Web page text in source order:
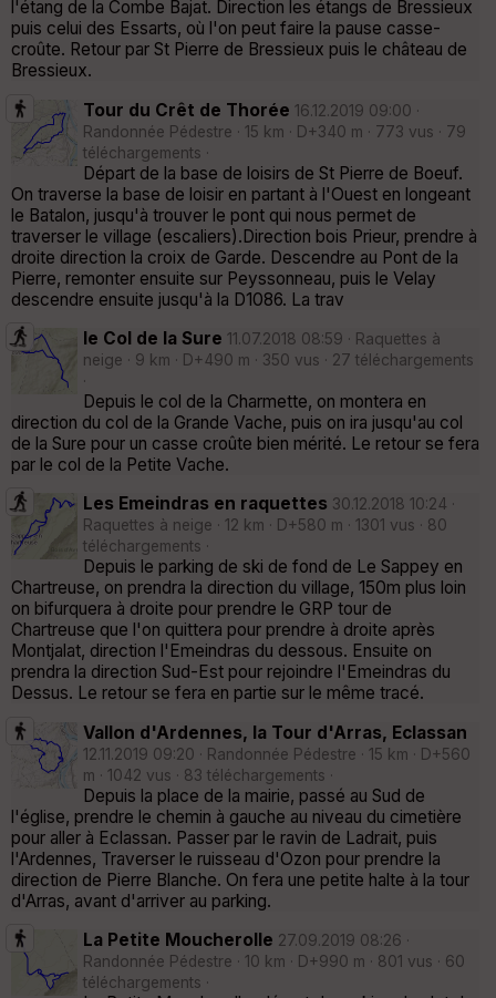
l'étang de la Combe Bajat. Direction les étangs de Bressieux
puis celui des Essarts, où l'on peut faire la pause casse-
croûte. Retour par St Pierre de Bressieux puis le château de
Bressieux.
Tour du Crêt de Thorée 16.12.2019 09:00 ·
Randonnée Pédestre · 15 km · D+340 m · 773 vus · 79
téléchargements ·
Départ de la base de loisirs de St Pierre de Boeuf.
On traverse la base de loisir en partant à l'Ouest en longeant
le Batalon, jusqu'à trouver le pont qui nous permet de
traverser le village (escaliers).Direction bois Prieur, prendre à
droite direction la croix de Garde. Descendre au Pont de la
Pierre, remonter ensuite sur Peyssonneau, puis le Velay
descendre ensuite jusqu'à la D1086. La trav
le Col de la Sure 11.07.2018 08:59 · Raquettes à
neige · 9 km · D+490 m · 350 vus · 27 téléchargements
·
Depuis le col de la Charmette, on montera en
direction du col de la Grande Vache, puis on ira jusqu'au col
de la Sure pour un casse croûte bien mérité. Le retour se fera
par le col de la Petite Vache.
Les Emeindras en raquettes 30.12.2018 10:24 ·
Raquettes à neige · 12 km · D+580 m · 1301 vus · 80
téléchargements ·
Depuis le parking de ski de fond de Le Sappey en
Chartreuse, on prendra la direction du village, 150m plus loin
on bifurquera à droite pour prendre le GRP tour de
Chartreuse que l'on quittera pour prendre à droite après
Montjalat, direction l'Emeindras du dessous. Ensuite on
prendra la direction Sud-Est pour rejoindre l'Emeindras du
Dessus. Le retour se fera en partie sur le même tracé.
Vallon d'Ardennes, la Tour d'Arras, Eclassan
12.11.2019 09:20 · Randonnée Pédestre · 15 km · D+560
m · 1042 vus · 83 téléchargements ·
Depuis la place de la mairie, passé au Sud de
l'église, prendre le chemin à gauche au niveau du cimetière
pour aller à Eclassan. Passer par le ravin de Ladrait, puis
l'Ardennes, Traverser le ruisseau d'Ozon pour prendre la
direction de Pierre Blanche. On fera une petite halte à la tour
d'Arras, avant d'arriver au parking.
La Petite Moucherolle 27.09.2019 08:26 ·
Randonnée Pédestre · 10 km · D+990 m · 801 vus · 60
téléchargements ·